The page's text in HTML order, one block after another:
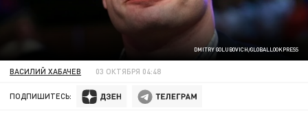
DMITRY GOLUBOVICH/GLOBALLOOKPRESS
ВАСИЛИЙ ХАБАЧЕВ 03 ОКТЯБРЯ 04:48
ПОДПИШИТЕСЬ: